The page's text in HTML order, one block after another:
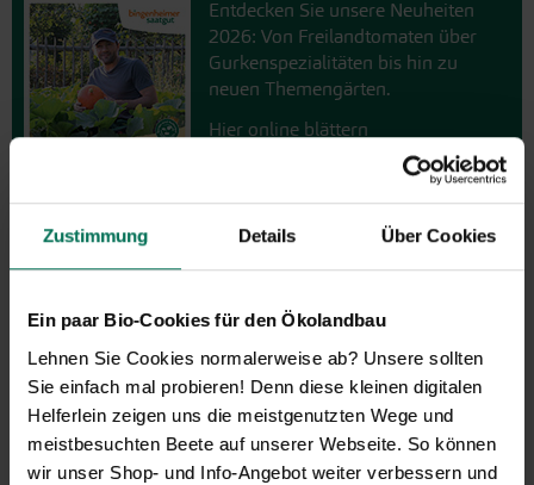
Zustimmung Details Über Cookies
Ein paar Bio-Cookies für den Ökolandbau
Lehnen Sie Cookies normalerweise ab? Unsere sollten
Sie einfach mal probieren! Denn diese kleinen digitalen
Helferlein zeigen uns die meistgenutzten Wege und
meistbesuchten Beete auf unserer Webseite. So können
wir unser Shop- und Info-Angebot weiter verbessern und
Entdecken Sie unsere Neuheiten
2026: Von Freilandtomaten über
Gurkenspezialitäten bis hin zu
neuen Themengärten.
Hier online blättern
GARTEN-Nachrichten
Mit den GARTEN-Nachrichten
erhalten Sie aktuelle Informationen
und hilfreiche Tipps und Tricks für
Ihren Hobbygarten und Balkon.